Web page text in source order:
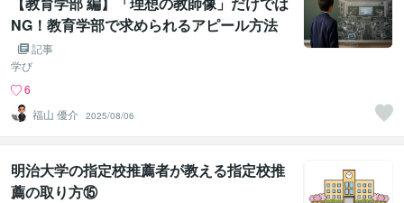
NG！教育学部で求められるアピール方法
記事
学び
6
福山 優介 2025/08/06
明治大学の指定校推薦者が教える指定校推
薦の取り方⑮